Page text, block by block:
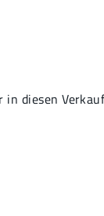
in diesen